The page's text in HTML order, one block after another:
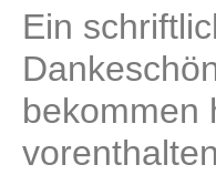
Ein
bekommen